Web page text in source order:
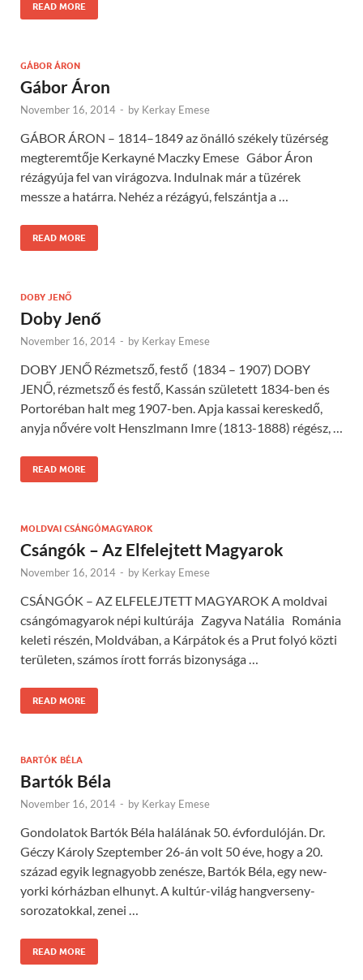
READ MORE
GÁBOR ÁRON
Gábor Áron
November 16, 2014 - by Kerkay Emese
GÁBOR ÁRON – 1814–1849 az önálló székely tüzérség
megteremtője Kerkayné Maczky Emese Gábor Áron
rézágyúja fel van virágozva. Indulnak már a tüzérek
messze a határra. Nehéz a rézágyú, felszántja a …
READ MORE
DOBY JENŐ
Doby Jenő
November 16, 2014 - by Kerkay Emese
DOBY JENŐ Rézmetsző, festő (1834 – 1907) DOBY
JENŐ, rézmetsző és festő, Kassán született 1834-ben és
Portoréban halt meg 1907-ben. Apja kassai kereskedő,
anyja nővére volt Henszlmann Imre (1813-1888) régész, …
READ MORE
MOLDVAI CSÁNGÓMAGYAROK
Csángók – Az Elfelejtett Magyarok
November 16, 2014 - by Kerkay Emese
CSÁNGÓK – AZ ELFELEJTETT MAGYAROK A moldvai
csángómagyarok népi kultúrája Zagyva Natália Románia
keleti részén, Moldvában, a Kárpátok és a Prut folyó közti
területen, számos írott forrás bizonysága …
READ MORE
BARTÓK BÉLA
Bartók Béla
November 16, 2014 - by Kerkay Emese
Gondolatok Bartók Béla halálának 50. évfordulóján. Dr.
Géczy Károly Szeptember 26-án volt 50 éve, hogy a 20.
század egyik legnagyobb zenésze, Bartók Béla, egy new-
yorki kórházban elhunyt. A kultúr-világ hangverseny-
sorozatokkal, zenei …
READ MORE